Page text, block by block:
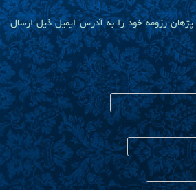
رزومه خود را به آدرس ایمیل ذیل ارسال